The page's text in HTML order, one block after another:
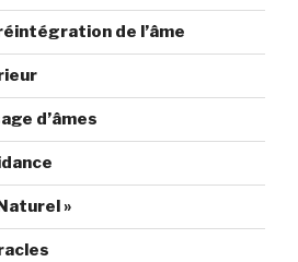
de l’âme
d’âmes
»